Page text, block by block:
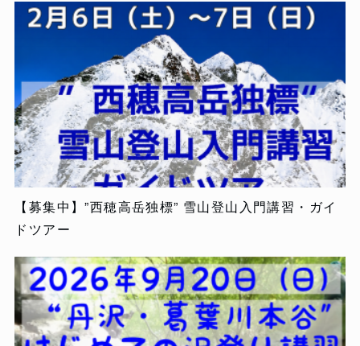
【募集中】”西穂高岳独標” 雪山登山入門講習・ガイ
ドツアー